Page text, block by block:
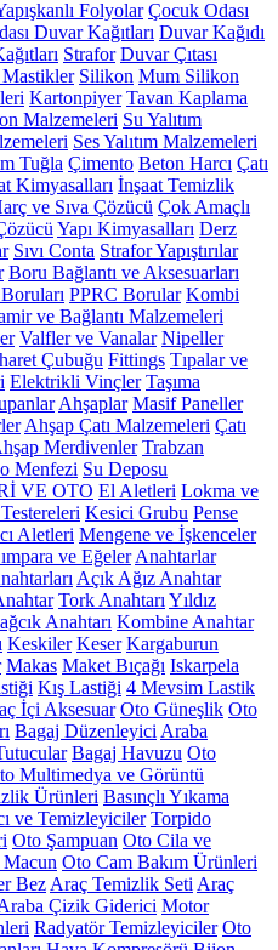
Folyolar Çocuk Odası
Duvar Kağıtları Duvar Kağıdı
Strafor Duvar Çıtası
Silikon Mum Silikon
Kartonpiyer Tavan Kaplama
Malzemeleri Su Yalıtım
Ses Yalıtım Malzemeleri
Tuğla Çimento Beton Harcı Çatı
Kimyasalları İnşaat Temizlik
ve Sıva Çözücü Çok Amaçlı
Yapı Kimyasalları Derz
Sıvı Conta Strafor Yapıştırılar
Boru Bağlantı ve Aksesuarları
PPRC Borular Kombi
ve Bağlantı Malzemeleri
Valfler ve Vanalar Nipeller
Çubuğu Fittings Tıpalar ve
Elektrikli Vinçler Taşıma
Ahşaplar Masif Paneller
Ahşap Çatı Malzemeleri Çatı
Merdivenler Trabzan
Menfezi Su Deposu
VE OTO El Aletleri Lokma ve
Kesici Grubu Pense
Aletleri Mengene ve İşkenceler
ve Eğeler Anahtarlar
Açık Ağız Anahtar
Tork Anahtarı Yıldız
Anahtarı Kombine Anahtar
Keskiler Keser Kargaburun
Makas Maket Bıçağı Iskarpela
Kış Lastiği 4 Mevsim Lastik
İçi Aksesuar Oto Güneşlik Oto
Bagaj Düzenleyici Araba
Bagaj Havuzu Oto
Multimedya ve Görüntü
Ürünleri Basınçlı Yıkama
ve Temizleyiciler Torpido
Oto Şampuan Oto Cila ve
Macun Oto Cam Bakım Ürünleri
Bez Araç Temizlik Seti Araç
Çizik Giderici Motor
Radyatör Temizleyiciler Oto